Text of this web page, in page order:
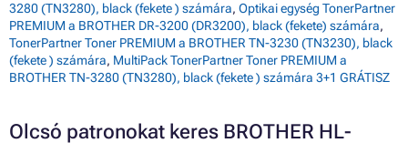
3280 (TN3280), black (fekete ) számára, Optikai egység TonerPartner
PREMIUM a BROTHER DR-3200 (DR3200), black (fekete) számára,
TonerPartner Toner PREMIUM a BROTHER TN-3230 (TN3230), black
(fekete ) számára, MultiPack TonerPartner Toner PREMIUM a
BROTHER TN-3280 (TN3280), black (fekete ) számára 3+1 GRÁTISZ
Olcsó patronokat keres BROTHER HL-